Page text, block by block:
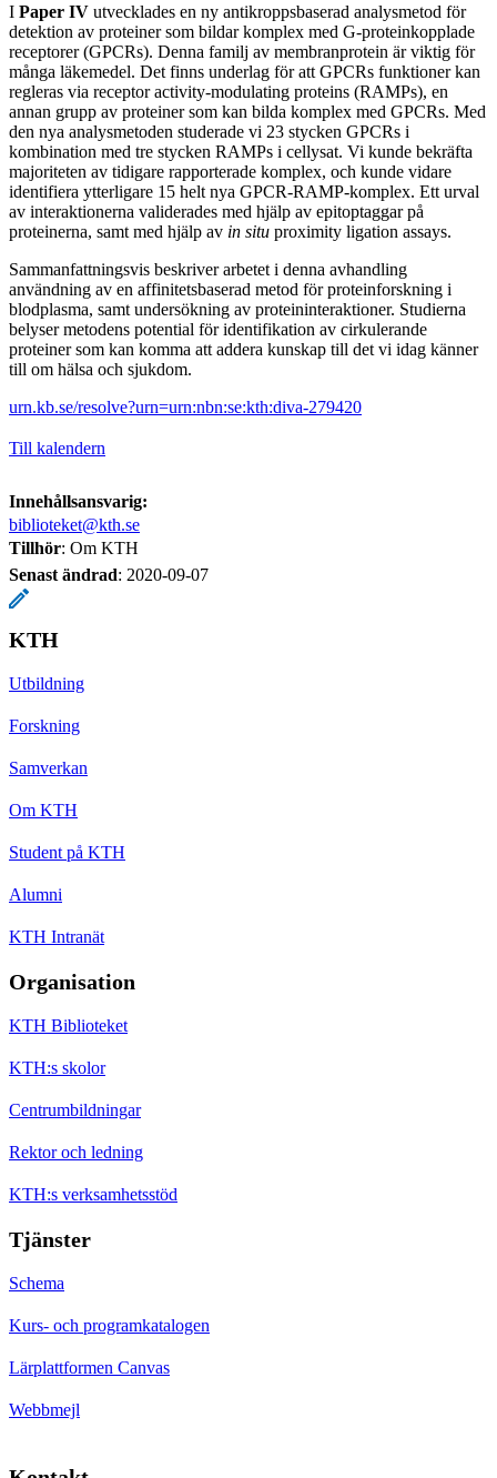
I Paper IV utvecklades en ny antikroppsbaserad analysmetod för
detektion av proteiner som bildar komplex med G-proteinkopplade
receptorer (GPCRs). Denna familj av membranprotein är viktig för
många läkemedel. Det finns underlag för att GPCRs funktioner kan
regleras via receptor activity-modulating proteins (RAMPs), en
annan grupp av proteiner som kan bilda komplex med GPCRs. Med
den nya analysmetoden studerade vi 23 stycken GPCRs i
kombination med tre stycken RAMPs i cellysat. Vi kunde bekräfta
majoriteten av tidigare rapporterade komplex, och kunde vidare
identifiera ytterligare 15 helt nya GPCR-RAMP-komplex. Ett urval
av interaktionerna validerades med hjälp av epitoptaggar på
proteinerna, samt med hjälp av in situ proximity ligation assays.
Sammanfattningsvis beskriver arbetet i denna avhandling
användning av en affinitetsbaserad metod för proteinforskning i
blodplasma, samt undersökning av proteininteraktioner. Studierna
belyser metodens potential för identifikation av cirkulerande
proteiner som kan komma att addera kunskap till det vi idag känner
till om hälsa och sjukdom.
urn.kb.se/resolve?urn=urn:nbn:se:kth:diva-279420
Till kalendern
Innehållsansvarig:
biblioteket@kth.se
Tillhör: Om KTH
Senast ändrad: 2020-09-07
KTH
Utbildning
Forskning
Samverkan
Om KTH
Student på KTH
Alumni
KTH Intranät
Organisation
KTH Biblioteket
KTH:s skolor
Centrumbildningar
Rektor och ledning
KTH:s verksamhetsstöd
Tjänster
Schema
Kurs- och programkatalogen
Lärplattformen Canvas
Webbmejl